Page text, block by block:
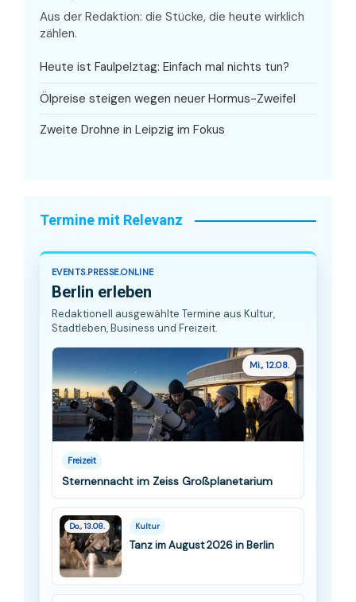
Aus der Redaktion: die Stücke, die heute wirklich
zählen.
Heute ist Faulpelztag: Einfach mal nichts tun?
Ölpreise steigen wegen neuer Hormus-Zweifel
Zweite Drohne in Leipzig im Fokus
Termine mit Relevanz
EVENTS.PRESSE.ONLINE
Berlin erleben
Redaktionell ausgewählte Termine aus Kultur,
Stadtleben, Business und Freizeit.
Mi., 12.08.
Freizeit
Sternennacht im Zeiss Großplanetarium
Do., 13.08. Kultur
Tanz im August 2026 in Berlin